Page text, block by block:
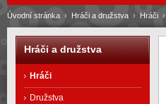
Úvodní stránka › Hráči a družstva › Hráči ›
Hráči a družstva
Hráči
Družstva